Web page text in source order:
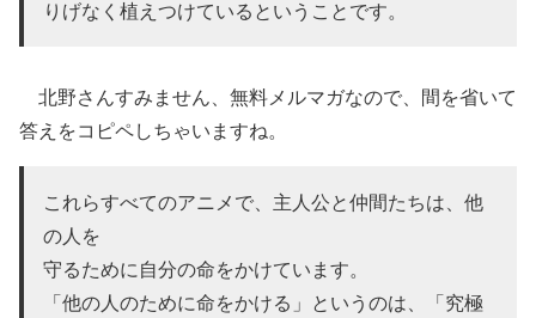
りげなく植えつけているということです。
北野さんすみません、無料メルマガなので、間を省いて
答えをコピペしちゃいますね。
これらすべてのアニメで、主人公と仲間たちは、他
の人を
守るために自分の命をかけています。
「他の人のために命をかける」というのは、「究極